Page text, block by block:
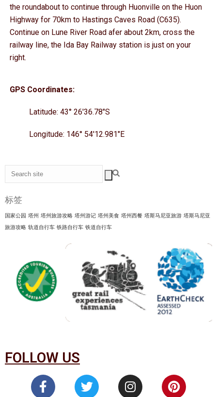
the roundabout to continue through Huonville on the Huon
Highway for 70km to Hastings Caves Road (C635).
Continue on Lune River Road afer about 2km, cross the
railway line, the Ida Bay Railway station is just on your
right.
GPS Coordinates:
Latitude: 43° 26′36.78″S
Longitude: 146° 54′12.981″E
标签
国家公园 塔州 塔州旅游攻略 塔州游记 塔州美食 塔州西餐 塔斯马尼亚旅游 塔斯马尼亚
旅游攻略 轨道自行车 铁路自行车 铁道自行车
FOLLOW US